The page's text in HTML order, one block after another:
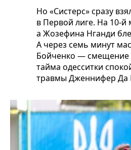
Но «Систерс» сразу
в Первой лиге. На 10-
а Жозефина Нганди
А через семь минут
Бойченко — смещение
тайма одесситки
травмы Дженнифер Да